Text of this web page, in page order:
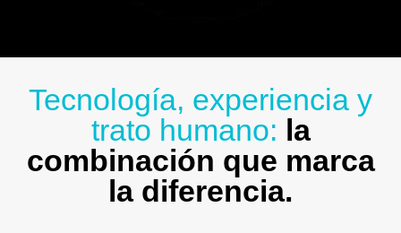
Tecnología, experiencia y
trato humano: la
combinación que marca
la diferencia.